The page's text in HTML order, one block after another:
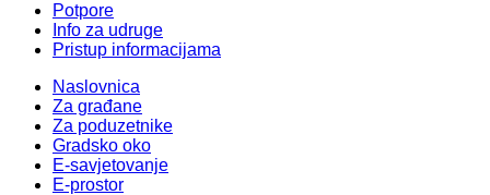
Potpore
Info za udruge
Pristup informacijama
Naslovnica
Za građane
Za poduzetnike
Gradsko oko
E-savjetovanje
E-prostor